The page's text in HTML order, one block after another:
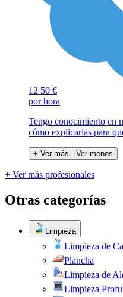
12 50 €
por hora
Tengo conocimiento en
cómo explicarlas para
+ Ver más - Ver menos
+ Ver más profesionales
Otras categorías
Limpieza
Limpieza de
Plancha
Limpieza de
Limpieza